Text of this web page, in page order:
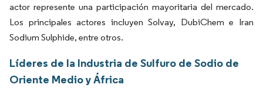
actor represente una participación mayoritaria del mercado.
Los principales actores incluyen Solvay, DubiChem e Iran
Sodium Sulphide, entre otros.
Líderes de la Industria de Sulfuro de Sodio de
Oriente Medio y África